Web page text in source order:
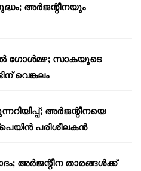
അർജന്റീനയും
ഗോൾമഴ; സാകയുടെ
വെങ്കലം
അർജന്റീനയെ
പരിശീലകൻ
അർജന്റീന താരങ്ങൾക്ക്